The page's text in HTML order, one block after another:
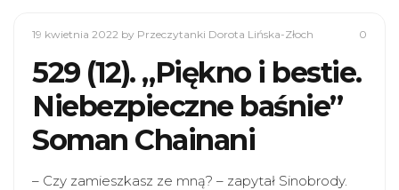
19 kwietnia 2022 by Przeczytanki Dorota Lińska-Złoch 0
529 (12). „Piękno i bestie.
Niebezpieczne baśnie”
Soman Chainani
– Czy zamieszkasz ze mną? – zapytał Sinobrody.